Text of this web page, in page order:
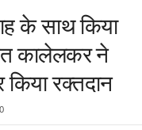
के साथ किया
कालेलकर ने
किया रक्तदान
0